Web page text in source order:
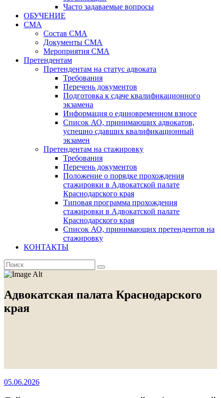
Часто задаваемые вопросы
ОБУЧЕНИЕ
СМА
Состав СМА
Документы СМА
Мероприятия СМА
Претендентам
Претендентам на статус адвоката
Требования
Перечень документов
Подготовка к сдаче квалификационного
экзамена
Информация о единовременном взносе
Список АО, принимающих адвокатов,
успешно сдавших квалификационный
экзамен
Претендентам на стажировку
Требования
Перечень документов
Положение о порядке прохождения
стажировки в Адвокатской палате
Краснодарского края
Типовая программа прохождения
стажировки в Адвокатской палате
Краснодарского края
Список АО, принимающих претендентов на
стажировку
КОНТАКТЫ
Адвокатская палата Краснодарского
края
05.06.2026